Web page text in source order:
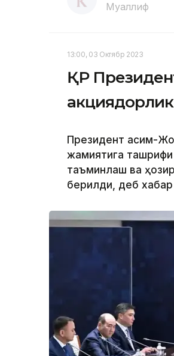
Муаллиф
13:00, 03 Октябр 2023
ҚР
Президент Қасим-
жамиятига ташрифи
таъминлаш ва
берилди, деб